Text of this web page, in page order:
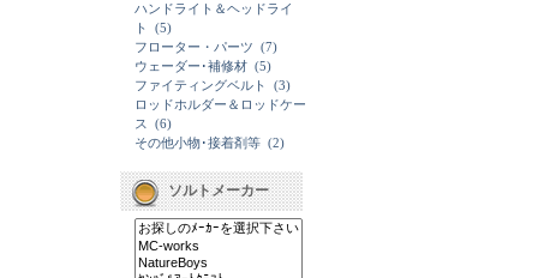
ハンドライト＆ヘッドライ
ト
(5)
フローター・パーツ (7)
ウェーダー･補修材 (5)
ファイティングベルト
(3)
ロッドホルダー＆ロッドケー
ス
(6)
その他小物･接着剤等 (2)
ソルトメーカー